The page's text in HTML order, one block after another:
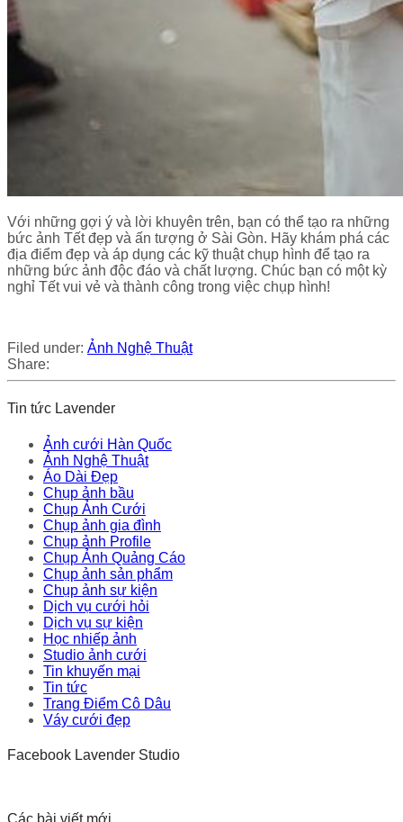
Với những gợi ý và lời khuyên trên, bạn có thể tạo ra những
bức ảnh Tết đẹp và ấn tượng ở Sài Gòn. Hãy khám phá các
địa điểm đẹp và áp dụng các kỹ thuật chụp hình để tạo ra
những bức ảnh độc đáo và chất lượng. Chúc bạn có một kỳ
nghỉ Tết vui vẻ và thành công trong việc chụp hình!
Filed under: Ảnh Nghệ Thuật
Share:
Tin tức Lavender
Ảnh cưới Hàn Quốc
Ảnh Nghệ Thuật
Áo Dài Đẹp
Chụp ảnh bầu
Chụp Ảnh Cưới
Chụp ảnh gia đình
Chụp ảnh Profile
Chụp Ảnh Quảng Cáo
Chụp ảnh sản phẩm
Chụp ảnh sự kiện
Dịch vụ cưới hỏi
Dịch vụ sự kiện
Học nhiếp ảnh
Studio ảnh cưới
Tin khuyến mại
Tin tức
Trang Điểm Cô Dâu
Váy cưới đẹp
Facebook Lavender Studio
Các bài viết mới